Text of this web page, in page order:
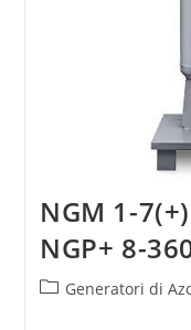
NGM 1-
NGP+ 8-
Generatori di